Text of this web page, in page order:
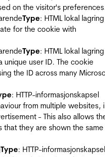
on the visitor's
Type: HTML lokal lagring
for the cookie with
Type: HTML lokal lagring
user ID. The cookie
the ID across many
: HTTP-informasjonskapsel
from multiple websites,
- This also allows
they are shown the same
Type: HTTP-informasjonskapsel